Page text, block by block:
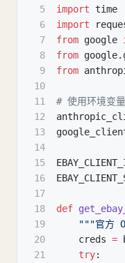
5
import time
6
import
7
from google
8
from google.
9
from
10
11
# 使用环境变
12
13
14
15
16
17
18
def
19
"""官方
20
    creds
=
21
try: